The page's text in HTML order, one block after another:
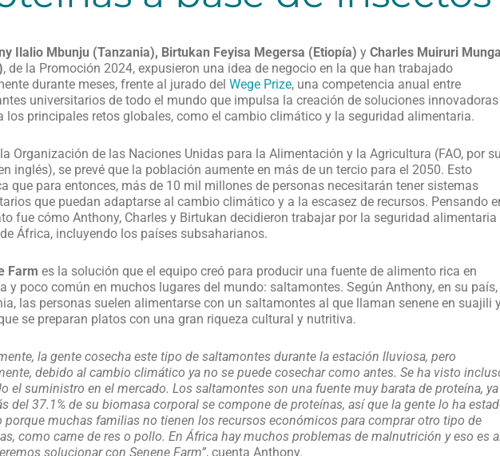
Ilalio Mbunju (Tanzania), Birtukan Feyisa Megersa (Etiopía) yCharles Muiruri Munga
, de la Promoción 2024, expusieron una idea de negocio en la que han trabajado
durante meses, frente al jurado del Wege Prize, una competencia anual entre
universitarios de todo el mundo que impulsa la creación de soluciones innovadoras
los principales retos globales, como el cambio climático y la seguridad alimentaria.
Organización de las Naciones Unidas para la Alimentación y la Agricultura (FAO, por
inglés), se prevé que la población aumente en más de un tercio para el 2050. Esto
que para entonces, más de 10 mil millones de personas necesitarán tener sistemas
que puedan adaptarse al cambio climático y a la escasez de recursos. Pensando
fue cómo Anthony, Charles y Birtukan decidieron trabajar por la seguridad alimentaria
África, incluyendo los países subsaharianos.
Farm es la solución que el equipo creó para producir una fuente de alimento rica en
y poco común en muchos lugares del mundo: saltamontes. Según Anthony, en su país,
las personas suelen alimentarse con un saltamontes al que llaman senene en suajili
se preparan platos con una gran riqueza cultural y nutritiva.
la gente cosecha este tipo de saltamontes durante la estación lluviosa, pero
debido al cambio climático ya no se puede cosechar como antes. Se ha visto
el suministro en el mercado. Los saltamontes son una fuente muy barata de proteína, ya
del 37.1% de su biomasa corporal se compone de proteínas, así que la gente lo ha
porque muchas familias no tienen los recursos económicos para comprar otro tipo de
como carne de res o pollo. En África hay muchos problemas de malnutrición y eso es
solucionar con Senene Farm”, cuenta Anthony.